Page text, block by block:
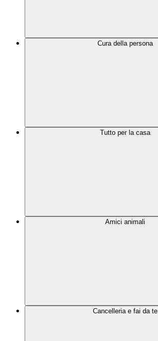
Cura della persona
Tutto per la casa
Amici animali
Cancelleria e fai da te